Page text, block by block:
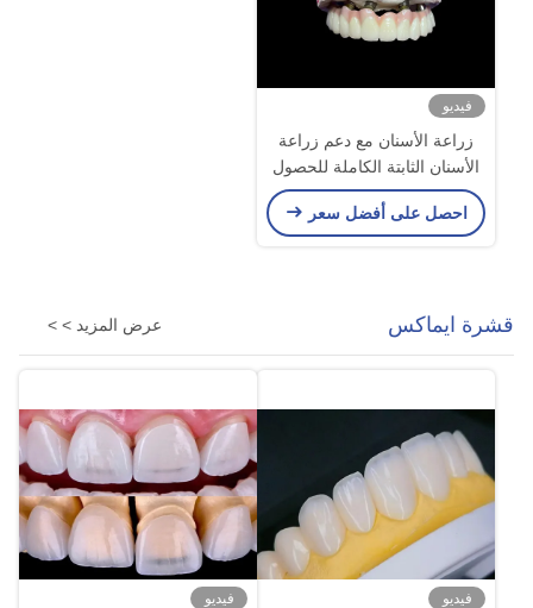
فيديو
زراعة الأسنان مع دعم زراعة
الأسنان الثابتة الكاملة للحصول
على حل دائم ومستقر وطبيعي
لمشكلة فقدان الأسنان
احصل على أفضل سعر
قشرة ايماكس عرض المزيد > >
فيديو فيديو